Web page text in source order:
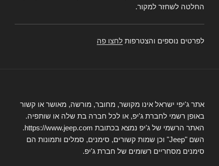
החלטה לשחזר למקור.
לפרטים נוספים והצטרפות לחצו פה
אתר ג'יפי ישראל אינו מקושר, מחובר, מורשה, מאושר או קשור
באופן רשמי לחברת ג'יפ, או לכל חברה בת שלה או שותפיה.
האתר הרשמי של ג'יפ נמצא בכתובת https://www.jeep.com.
השם "Jeep" וכן שמות קשורים, סימנים, סמלים ותמונות הם
סימנים מסחריים רשומים של חברת ג'יפ.